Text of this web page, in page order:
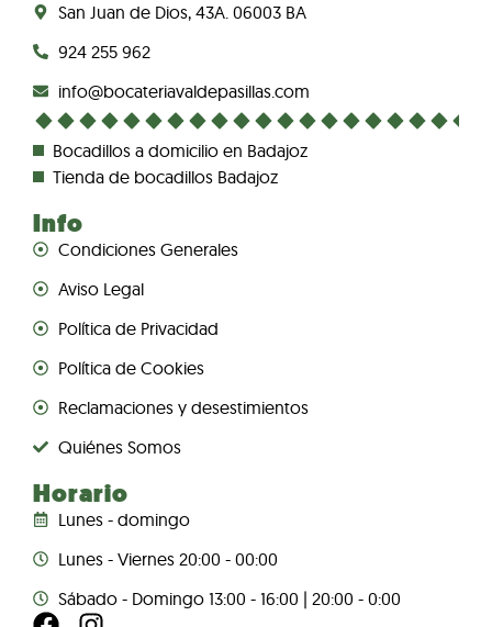
San Juan de Dios, 43A. 06003 BA
924 255 962
info@bocateriavaldepasillas.com
Bocadillos a domicilio en Badajoz
Tienda de bocadillos Badajoz
Info
Condiciones Generales
Aviso Legal
Política de Privacidad
Política de Cookies
Reclamaciones y desestimientos
Quiénes Somos
Horario
Lunes - domingo
Lunes - Viernes 20:00 - 00:00
Sábado - Domingo 13:00 - 16:00 | 20:00 - 0:00